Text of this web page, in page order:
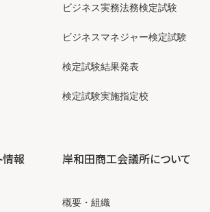
ビジネス実務法務検定試験
ビジネスマネジャー検定試験
検定試験結果発表
検定試験実施指定校
情報 岸和田商工会議所について
概要・組織